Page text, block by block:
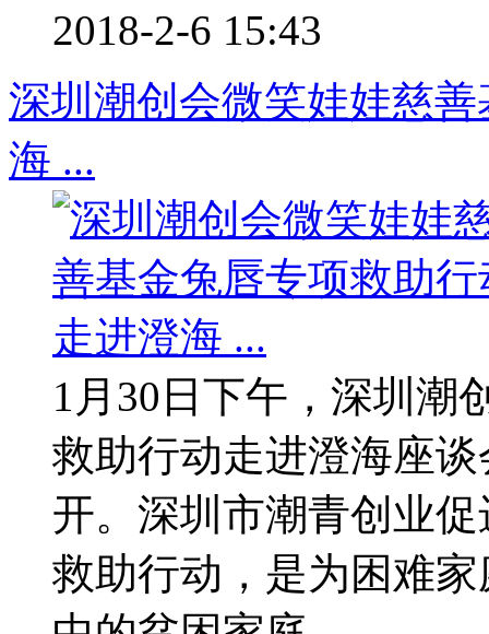
2018-2-6 15:43
深圳潮创会微笑娃娃慈
海 ...
1月30日下午，深圳潮
救助行动走进澄海座
开。深圳市潮青创业
救助行动，是为困难